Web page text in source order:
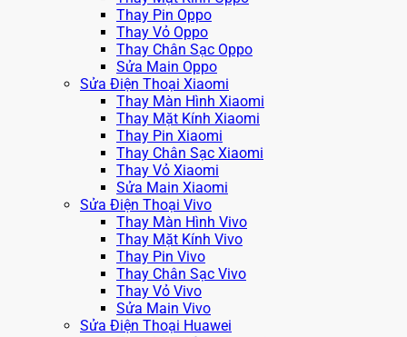
Thay Pin Oppo
Thay Vỏ Oppo
Thay Chân Sạc Oppo
Sửa Main Oppo
Sửa Điện Thoại Xiaomi
Thay Màn Hình Xiaomi
Thay Mặt Kính Xiaomi
Thay Pin Xiaomi
Thay Chân Sạc Xiaomi
Thay Vỏ Xiaomi
Sửa Main Xiaomi
Sửa Điện Thoại Vivo
Thay Màn Hình Vivo
Thay Mặt Kính Vivo
Thay Pin Vivo
Thay Chân Sạc Vivo
Thay Vỏ Vivo
Sửa Main Vivo
Sửa Điện Thoại Huawei